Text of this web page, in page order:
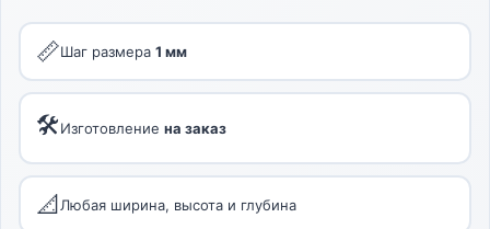
📏Шаг размера 1 мм
🛠Изготовление на заказ
📐 Любая ширина, высота и глубина